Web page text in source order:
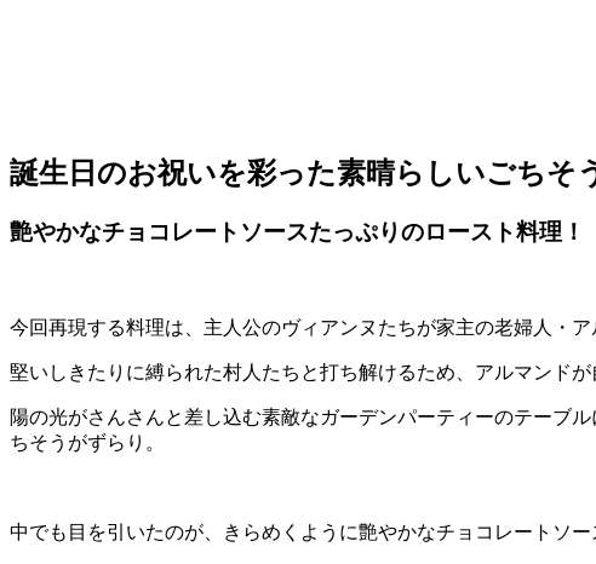
誕生日のお祝いを彩った素晴らしいごちそ
艶やかなチョコレートソースたっぷりのロースト料理！
今回再現する料理は、主人公のヴィアンヌたちが家主の老婦人・
堅いしきたりに縛られた村人たちと打ち解けるため、アルマンド
陽の光がさんさんと差し込む素敵なガーデンパーティーのテーブ
ちそうがずらり。
中でも目を引いたのが、きらめくように艶やかなチョコレートソ